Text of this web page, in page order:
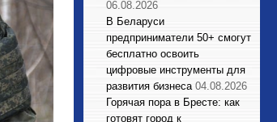
06.08.2026
В Беларуси
предприниматели 50+ смогут
бесплатно освоить
цифровые инструменты для
развития бизнеса 04.08.2026
Горячая пора в Бресте: как
готовят город к